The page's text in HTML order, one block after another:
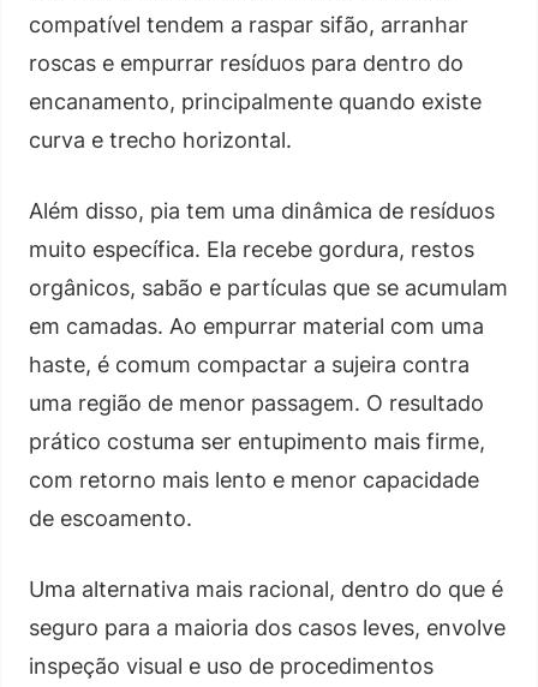
compatível tendem a raspar sifão, arranhar
roscas e empurrar resíduos para dentro do
encanamento, principalmente quando existe
curva e trecho horizontal.
Além disso, pia tem uma dinâmica de resíduos
muito específica. Ela recebe gordura, restos
orgânicos, sabão e partículas que se acumulam
em camadas. Ao empurrar material com uma
haste, é comum compactar a sujeira contra
uma região de menor passagem. O resultado
prático costuma ser entupimento mais firme,
com retorno mais lento e menor capacidade
de escoamento.
Uma alternativa mais racional, dentro do que é
seguro para a maioria dos casos leves, envolve
inspeção visual e uso de procedimentos